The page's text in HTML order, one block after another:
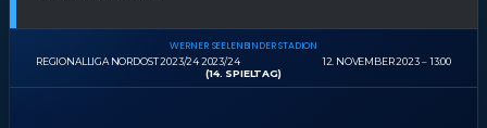
REGIONALLIGA NORDOST 2023/24 2023/24
WERNER SEELENBINDER STADION
12. NOVEMBER 2023
13:00
(14. SPIELTAG)